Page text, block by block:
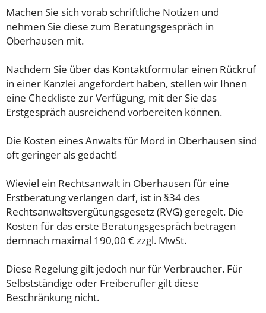
Machen Sie sich vorab schriftliche Notizen und
nehmen Sie diese zum Beratungsgespräch in
Oberhausen mit.
Nachdem Sie über das Kontaktformular einen Rückruf
in einer Kanzlei angefordert haben, stellen wir Ihnen
eine Checkliste zur Verfügung, mit der Sie das
Erstgespräch ausreichend vorbereiten können.
Die Kosten eines Anwalts für Mord in Oberhausen sind
oft geringer als gedacht!
Wieviel ein Rechtsanwalt in Oberhausen für eine
Erstberatung verlangen darf, ist in §34 des
Rechtsanwaltsvergütungsgesetz (RVG) geregelt. Die
Kosten für das erste Beratungsgespräch betragen
demnach maximal 190,00 € zzgl. MwSt.
Diese Regelung gilt jedoch nur für Verbraucher. Für
Selbstständige oder Freiberufler gilt diese
Beschränkung nicht.